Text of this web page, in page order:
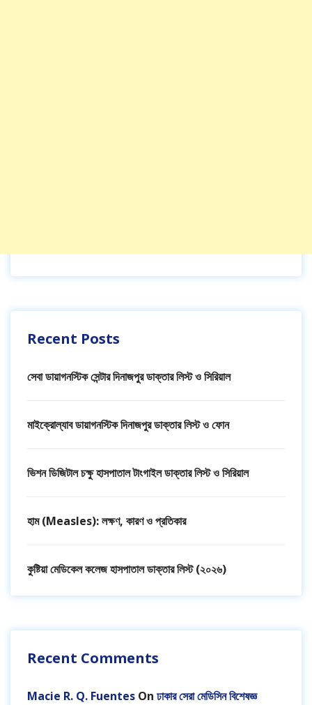
Recent Posts
সেবা ডায়াগনস্টিক সেন্টার দিনাজপুর ডাক্তার লিস্ট ও সিরিয়াল
মাইক্রোল্যাব ডায়াগনস্টিক দিনাজপুর ডাক্তার লিস্ট ও ফোন
ভিশন ডিজিটাল চক্ষু হাসপাতাল টাংগাইল ডাক্তার লিস্ট ও সিরিয়াল
হাম (Measles): লক্ষণ, কারণ ও প্রতিকার
কুষ্টিয়া মেডিকেল কলেজ হাসপাতাল ডাক্তার লিস্ট (২০২৬)
Recent Comments
Macie R. Q. Fuentes On ঢাকার সেরা মেডিসিন বিশেষজ্ঞ